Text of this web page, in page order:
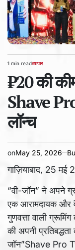
Estimated
time
1 min readPOSTED
व्यापार
₹20 की
Shave
लॉन्च
onMay 25, 2026
गाज़ियाबाद, 25 मई
“वी-जॉन” ने अपने
एक आरामदायक और
गुणवत्ता वाली
की अपनी
जॉन”Shave Pro